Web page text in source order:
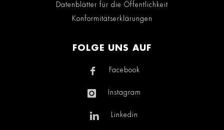
Datenblätter für die Öffentlichkeit
Konformitätserklärungen
FOLGE UNS AUF
Facebook
Instagram
Linkedin